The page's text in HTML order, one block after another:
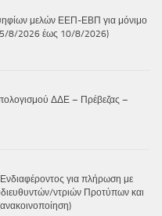
μελών ΕΕΠ-ΕΒΠ για μόνιμο
8/2026 έως 10/8/2026)
ΔΔΕ – Πρέβεζας –
για πλήρωση με
ντριών Προτύπων και